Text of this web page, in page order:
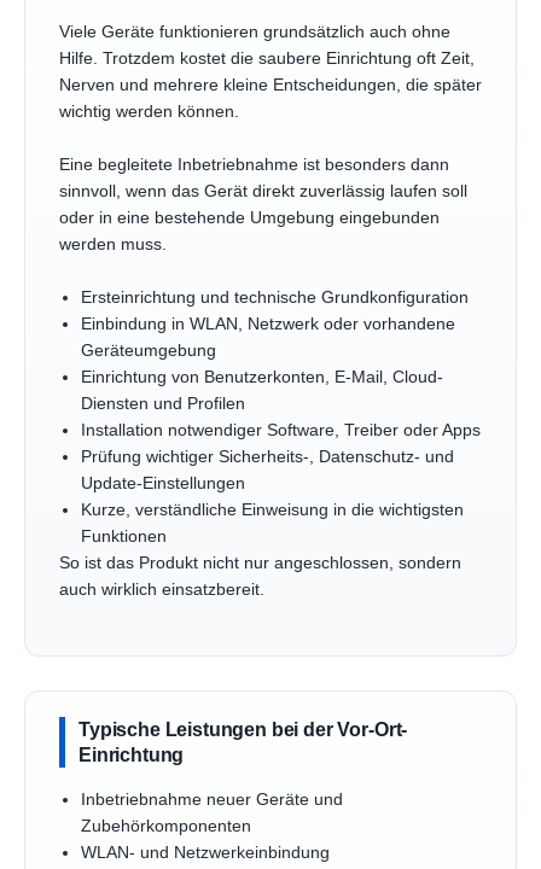
Viele Geräte funktionieren grundsätzlich auch ohne
Hilfe. Trotzdem kostet die saubere Einrichtung oft Zeit,
Nerven und mehrere kleine Entscheidungen, die später
wichtig werden können.
Eine begleitete Inbetriebnahme ist besonders dann
sinnvoll, wenn das Gerät direkt zuverlässig laufen soll
oder in eine bestehende Umgebung eingebunden
werden muss.
Ersteinrichtung und technische Grundkonfiguration
Einbindung in WLAN, Netzwerk oder vorhandene
Geräteumgebung
Einrichtung von Benutzerkonten, E-Mail, Cloud-
Diensten und Profilen
Installation notwendiger Software, Treiber oder Apps
Prüfung wichtiger Sicherheits-, Datenschutz- und
Update-Einstellungen
Kurze, verständliche Einweisung in die wichtigsten
Funktionen
So ist das Produkt nicht nur angeschlossen, sondern
auch wirklich einsatzbereit.
Typische Leistungen bei der Vor-Ort-
Einrichtung
Inbetriebnahme neuer Geräte und
Zubehörkomponenten
WLAN- und Netzwerkeinbindung